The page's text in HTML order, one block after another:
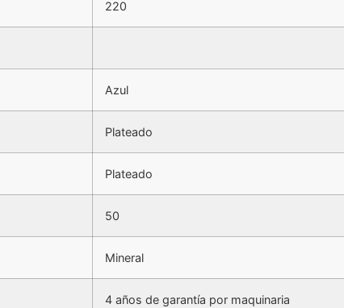
220
Azul
Plateado
Plateado
50
Mineral
4 años de garantía por maquinaria